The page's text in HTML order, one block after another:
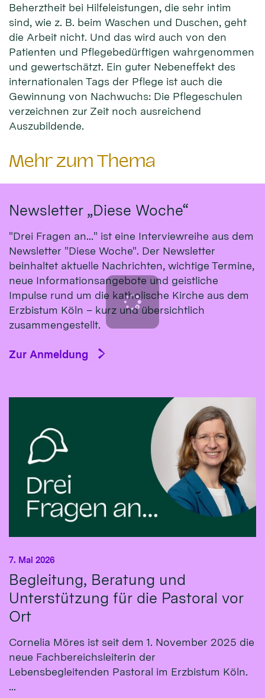
Beherztheit bei Hilfeleistungen, die sehr intim
sind, wie z. B. beim Waschen und Duschen, geht
die Arbeit nicht. Und das wird auch von den
Patienten und Pflegebedürftigen wahrgenommen
und gewertschätzt. Ein guter Nebeneffekt des
internationalen Tags der Pflege ist auch die
Gewinnung von Nachwuchs: Die Pflegeschulen
verzeichnen zur Zeit noch ausreichend
Auszubildende.
Mehr zum Thema
Newsletter „Diese Woche“
"Drei Fragen an..." ist eine Interviewreihe aus dem
Newsletter "Diese Woche". Der Newsletter
beinhaltet aktuelle Nachrichten, wichtige Termine,
neue Informationsangebote und geistliche
Impulse rund um die katholische Kirche aus dem
Erzbistum Köln – kurz und übersichtlich
zusammengestellt.
Zur Anmeldung
Begleitung, Beratung und
Unterstützung für die Pastoral vor
Ort
7. Mai 2026
Cornelia Möres ist seit dem 1. November 2025 die
neue Fachbereichsleiterin der
Lebensbegleitenden Pastoral im Erzbistum Köln.
...